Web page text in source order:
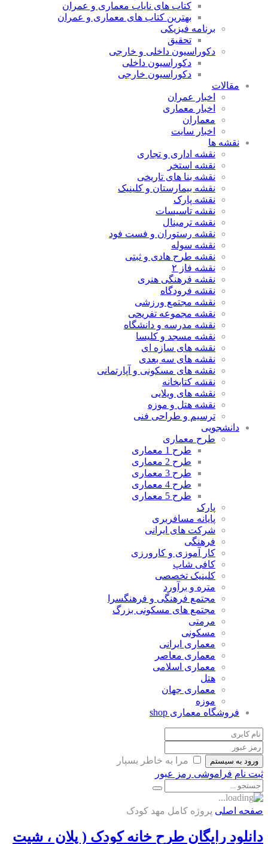
کتاب های نایاب معماری و عمران
بهترین کتاب های معماری و عمران
برنامه فیزیکی
تحقیق
دکوراسیون داخلی و خارجی
دکوراسیون داخلی
دکوراسیون خارجی
مقالات
اخبار عمران
اخبار معماری
معماران
اخبار سایت
نقشه ها
نقشه اداری و تجاری
نقشه استخر
نقشه بنا های تاریخی
نقشه بیمارستان و کلینیک
نقشه پارک
نقشه تاسیسات
نقشه ترمینال
نقشه رستوران و فست فود
نقشه سوله
نقشه طرح هادی و ثبتی
نقشه فاز ۲
نقشه فرهنگی هنری
نقشه فرودگاه
نقشه مجتمع ورزشی
نقشه مجموعه تفریحی
نقشه مدرسه و دانشگاه
نقشه مسجد و کلیسا
نقشه های سازه ای
نقشه های سه بعدی
نقشه های مسکونی و آپارتمانی
نقشه کتابخانه
نقشه های ویلایی
نقشه هتل و موزه
ترسیم و طراحی فنی
دانشجویی
طرح معماری
طرح 1 معماری
طرح 2 معماری
طرح 3 معماری
طرح 4 معماری
طرح 5 معماری
پارک
پایانه مسافربری
شرکت های ایرانی
فرهنگی
کار آموزی و کارورزی
کافی شاپ
کلینیک تخصصی
متره و برآورد
مجتمع فرهنگی و فرهنگسرا
مجتمع های مسکونی بزرگ
مرمتی
مسکونی
معماری ایرانی
معماری معاصر
معماری اسلامی
هتل
معماری جهان
موزه
فروشگاه معماری shop
ورود به سیستم
مرا به خاطر بسپار
ثبت نام فراموشی رمز عبور
صفحه اصلی پروژه کامل مهد کودک
دانلود رایگان طرح خانه کودک ( پلان ، شیت